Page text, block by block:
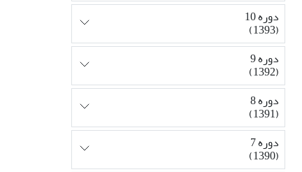
دوره 10
(1393)
دوره 9
(1392)
دوره 8
(1391)
دوره 7
(1390)